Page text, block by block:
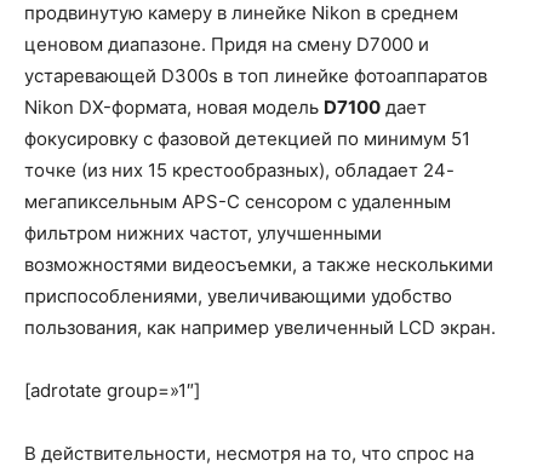
продвинутую камеру в линейке Nikon в среднем
ценовом диапазоне. Придя на смену D7000 и
устаревающей D300s в топ линейке фотоаппаратов
Nikon DX-формата, новая модель D7100 дает
фокусировку с фазовой детекцией по минимум 51
точке (из них 15 крестообразных), обладает 24-
мегапиксельным APS-C сенсором с удаленным
фильтром нижних частот, улучшенными
возможностями видеосъемки, а также несколькими
приспособлениями, увеличивающими удобство
пользования, как например увеличенный LCD экран.
[adrotate group=»1″]
В действительности, несмотря на то, что спрос на